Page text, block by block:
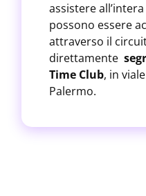
assistere
possono essere
attraverso il
direttamente
Time Club, in
Palermo.